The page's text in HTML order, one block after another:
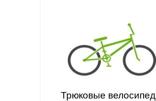
Трюковые